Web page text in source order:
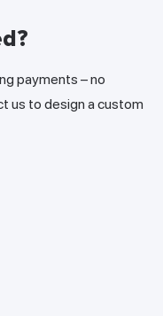
payments – no
us to design a custom